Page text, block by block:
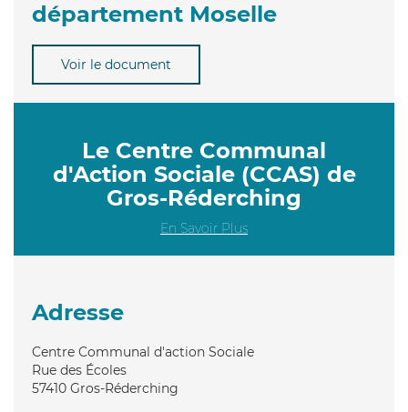
département Moselle
Voir le document
Le Centre Communal
d'Action Sociale (CCAS) de
Gros-Réderching
En Savoir Plus
Adresse
Centre Communal d'action Sociale
Rue des Écoles
57410 Gros-Réderching